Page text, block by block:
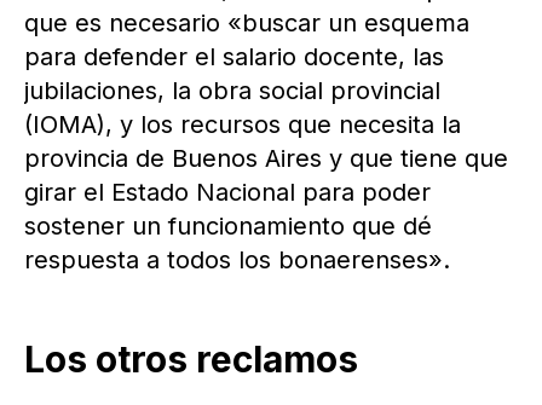
que es necesario «buscar un esquema
para defender el salario docente, las
jubilaciones, la obra social provincial
(IOMA), y los recursos que necesita la
provincia de Buenos Aires y que tiene que
girar el Estado Nacional para poder
sostener un funcionamiento que dé
respuesta a todos los bonaerenses».
Los otros reclamos